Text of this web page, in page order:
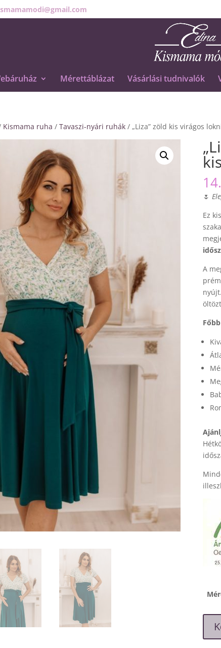
Mérettáblázat Vásárlási tudnivalók
Kismama ruha /Tavaszi-nyári ruhák / „Liza” zöld kis virágos
🌷
Ez
A
zöld
kis